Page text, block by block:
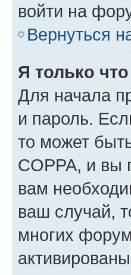
войти на
Вернуться
Я только
Для начала
и пароль.
то может
COPPA, и вы
вам
ваш случай,
многих